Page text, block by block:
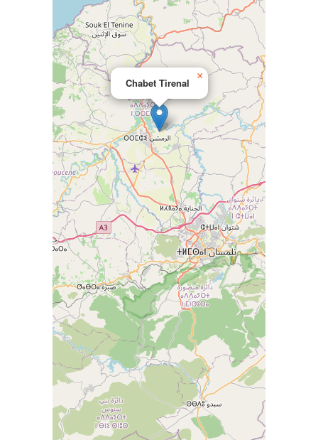
Chabet Tirenal
×